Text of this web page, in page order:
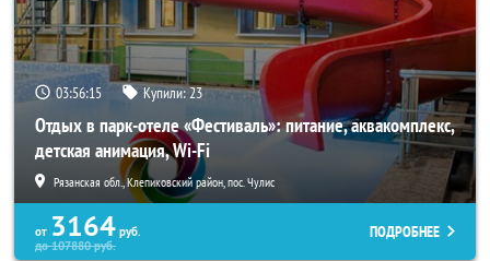
03:56:14 Купили:23
Отдых в парк-отеле «Фестиваль»: питание, аквакомплекс,
детская анимация, Wi-Fi
Рязанская обл., Клепиковский район, пос. Чулис
от 3164 руб.
до107880руб.
ПОДРОБНЕЕ